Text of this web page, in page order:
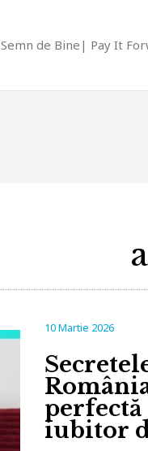
Semn de Bine Pay It
10 Martie 2026
iubitor